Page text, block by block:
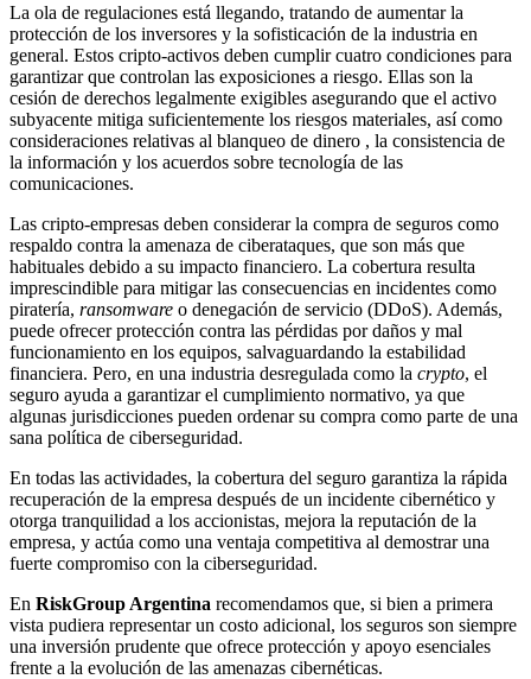
La ola de regulaciones está llegando, tratando de aumentar la
protección de los inversores y la sofisticación de la industria en
general. Estos cripto-activos deben cumplir cuatro condiciones para
garantizar que controlan las exposiciones a riesgo. Ellas son la
cesión de derechos legalmente exigibles asegurando que el activo
subyacente mitiga suficientemente los riesgos materiales, así como
consideraciones relativas al blanqueo de dinero , la consistencia de
la información y los acuerdos sobre tecnología de las
comunicaciones.
Las cripto-empresas deben considerar la compra de seguros como
respaldo contra la amenaza de ciberataques, que son más que
habituales debido a su impacto financiero. La cobertura resulta
imprescindible para mitigar las consecuencias en incidentes como
piratería, ransomware o denegación de servicio (DDoS). Además,
puede ofrecer protección contra las pérdidas por daños y mal
funcionamiento en los equipos, salvaguardando la estabilidad
financiera. Pero, en una industria desregulada como la crypto, el
seguro ayuda a garantizar el cumplimiento normativo, ya que
algunas jurisdicciones pueden ordenar su compra como parte de una
sana política de ciberseguridad.
En todas las actividades, la cobertura del seguro garantiza la rápida
recuperación de la empresa después de un incidente cibernético y
otorga tranquilidad a los accionistas, mejora la reputación de la
empresa, y actúa como una ventaja competitiva al demostrar una
fuerte compromiso con la ciberseguridad.
En RiskGroup Argentina recomendamos que, si bien a primera
vista pudiera representar un costo adicional, los seguros son siempre
una inversión prudente que ofrece protección y apoyo esenciales
frente a la evolución de las amenazas cibernéticas.